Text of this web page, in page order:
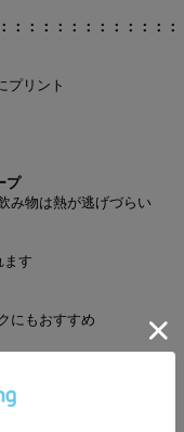
：：：：：：：：：：：
プリント
プ
み物は熱が逃げづらい
ます
にもおすすめ
：：：：：：：：：：：
など、